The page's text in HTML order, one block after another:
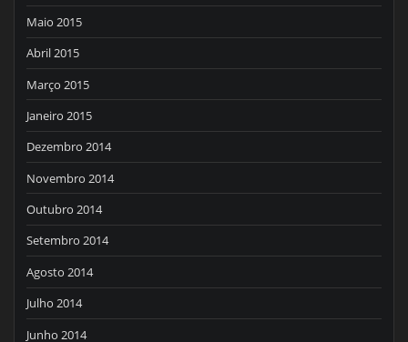
Maio 2015
Abril 2015
Março 2015
Janeiro 2015
Dezembro 2014
Novembro 2014
Outubro 2014
Setembro 2014
Agosto 2014
Julho 2014
Junho 2014